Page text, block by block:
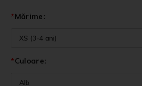
*Mărime:
*Culoare: